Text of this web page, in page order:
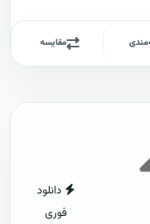
مقایسه
دانلود
فوری